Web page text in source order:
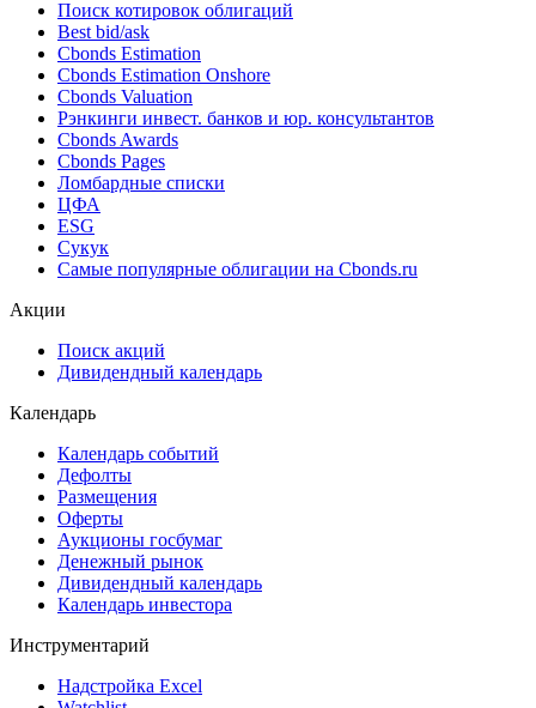
Поиск облигаций & Карты рынка
Поиск облигаций (ИИ)
Ближайшие размещения (Россия)
Поиск котировок облигаций
Best bid/ask
Cbonds Estimation
Cbonds Estimation Onshore
Cbonds Valuation
Рэнкинги инвест. банков и юр. консультантов
Cbonds Awards
Cbonds Pages
Ломбардные списки
ESG
Самые популярные облигации на Cbonds.ru
Дивидендный календарь
Календарь
Календарь событий
Дефолты
Размещения
Оферты
Аукционы госбумаг
Денежный рынок
Календарь инвестора